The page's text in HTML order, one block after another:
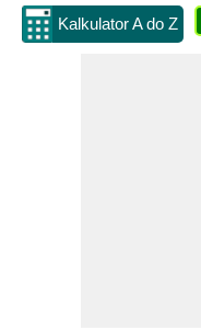
Kalkulator A do Z